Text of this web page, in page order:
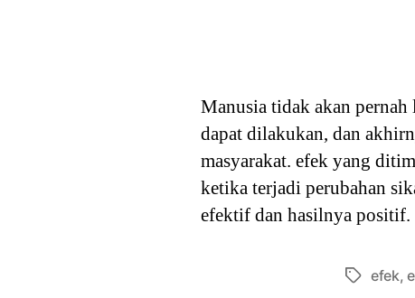
Manusia tidak akan pernah
dapat dilakukan, dan
masyarakat. efek yang
ketika terjadi perubahan
efektif dan hasilnya
Tagsefek,